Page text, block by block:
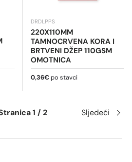
DRDLPPS
220X110MM
TAMNOCRVENA KORA I
BRTVENI DŽEP 110GSM
OMOTNICA
Redovna cijena
0,36€ po stavci
1 / 2 Sljedeći